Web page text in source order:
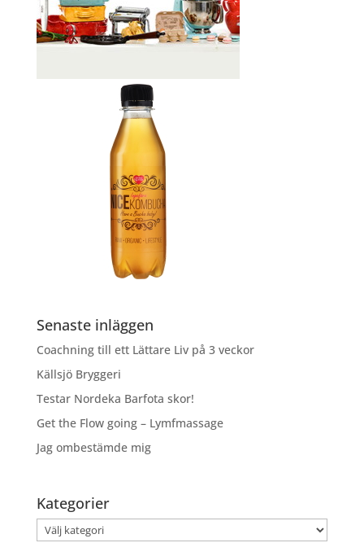
Senaste inläggen
Coachning till ett Lättare Liv på 3 veckor
Källsjö Bryggeri
Testar Nordeka Barfota skor!
Get the Flow going – Lymfmassage
Jag ombestämde mig
Kategorier
Kategorier